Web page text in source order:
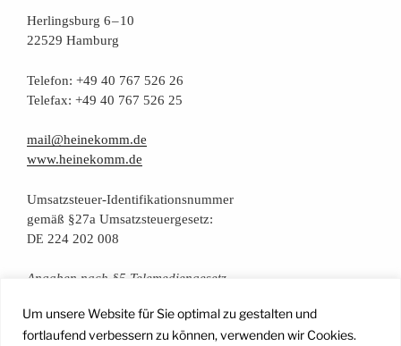
Um unsere Website für Sie optimal zu gestalten und
fortlaufend verbessern zu können, verwenden wir Cookies.
Her­lings­burg 6 – 10
22529 Hamburg
Tele­fon: +49 40 767 526 26
Tele­fax: +49 40 767 526 25
mail@heinekomm.de
www.heinekomm.de
Umsatz­steu­er-Iden­ti­fi­ka­ti­ons­num­mer
gemäß §27a Umsatzsteuergesetz:
DE 224 202 008
Anga­ben nach §5 Telemediengesetz
Daten­schutz­er­klä­rung